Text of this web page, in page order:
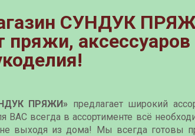
CУНДУК
пряжи,
ПРЯЖИ» предлагает широкий
ВАС всегда в ассортименте всё
выходя из дома! Мы всегда готовы